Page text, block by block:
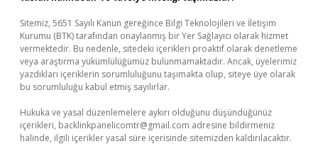
Sitemiz, 5651 Sayılı Kanun gereğince Bilgi Teknolojileri ve İletişim
Kurumu (BTK) tarafından onaylanmış bir Yer Sağlayıcı olarak hizmet
vermektedir. Bu nedenle, sitedeki içerikleri proaktif olarak denetleme
veya araştırma yükümlülüğümüz bulunmamaktadır. Ancak, üyelerimiz
yazdıkları içeriklerin sorumluluğunu taşımakta olup, siteye üye olarak
bu sorumluluğu kabul etmiş sayılırlar.
Hukuka ve yasal düzenlemelere aykırı olduğunu düşündüğünüz
içerikleri, backlinkpanelicomtr@gmail.com adresine bildirmeniz
halinde, ilgili içerikler yasal süre içerisinde sitemizden kaldırılacaktır.